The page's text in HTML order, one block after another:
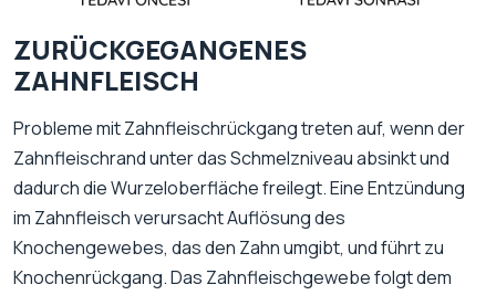
ZURÜCKGEGANGENES
ZAHNFLEISCH
Probleme mit Zahnfleischrückgang treten auf, wenn der
Zahnfleischrand unter das Schmelzniveau absinkt und
dadurch die Wurzeloberfläche freilegt. Eine Entzündung
im Zahnfleisch verursacht Auflösung des
Knochengewebes, das den Zahn umgibt, und führt zu
Knochenrückgang. Das Zahnfleischgewebe folgt dem